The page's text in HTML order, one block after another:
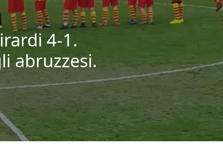
4-1.
abruzzesi.